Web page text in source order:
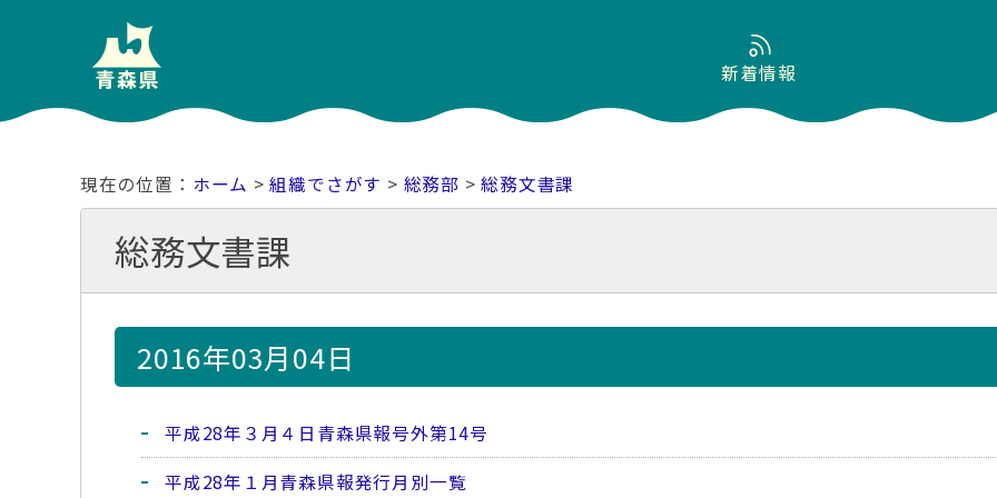
新着情報
ホーム >組織でさがす > 総務部 >総務文書課
総務文書課
2016年03月04日
平成28年３月４日青森県報号外第14号
平成28年１月青森県報発行月別一覧